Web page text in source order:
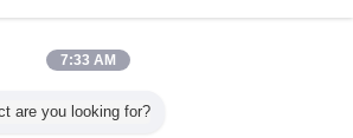
発電の非破壊的なテストのための超音波ト
ス鋼の移動可能なImmersible超音波トランス
7:33 AM
are you looking for?